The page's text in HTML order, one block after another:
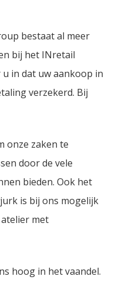
bestaat al meer
bij het INretail
in dat uw aankoop in
verzekerd. Bij
onze zaken te
door de vele
bieden. Ook het
is bij ons mogelijk
met
hoog in het vaandel.